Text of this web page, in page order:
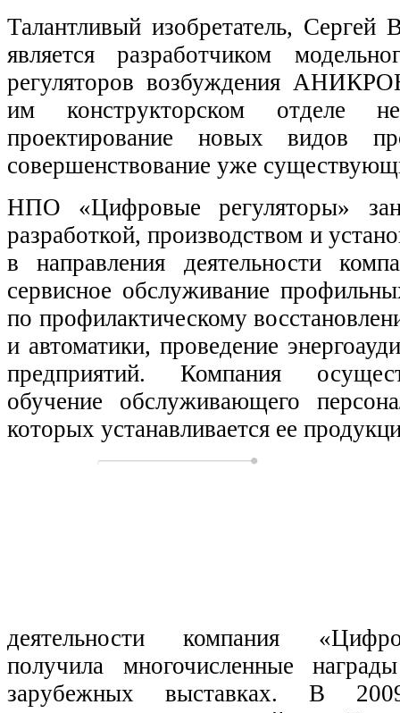
Талантливый изобретатель, Сергей
является разработчиком
регуляторов возбуждения
им конструкторском отделе
проектирование новых видов
совершенствование уже
НПО «Цифровые регуляторы»
разработкой, производством и
в направления деятельности
сервисное обслуживание
по профилактическому
и автоматики, проведение
предприятий. Компания
обучение обслуживающего
которых устанавливается ее
деятельности компания
получила многочисленные
зарубежных выставках. В